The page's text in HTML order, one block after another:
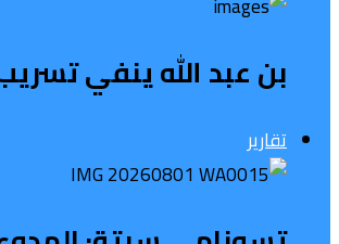
بن عبد الله ينفي
تقارير